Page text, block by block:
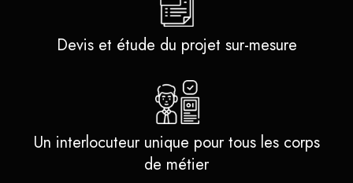
Devis et étude du projet sur-mesure
Un interlocuteur unique pour tous les corps
de métier